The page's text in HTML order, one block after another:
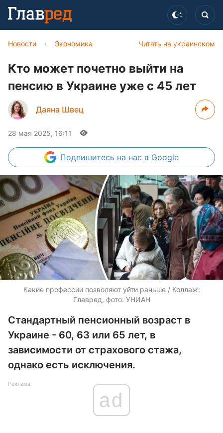
Читать на украинском
Новости › Экономика
Кто может почетно выйти на
пенсию в Украине уже с 45 лет
Даяна Швец
28 мая 2025, 16:11
Подпишитесь на нас в Google
Какие профессии позволяют уйти раньше / Коллаж:
Главред, фото: УНИАН
Стандартный пенсионный возраст в
Украине - 60, 63 или 65 лет, в
зависимости от страхового стажа,
однако есть исключения.
Реклама
ad